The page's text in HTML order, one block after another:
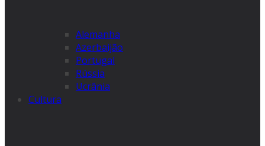
Alemanha
Azerbaijão
Portugal
Rússia
Ucrânia
Cultura